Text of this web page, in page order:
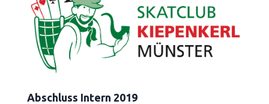
Abschluss Intern 2019